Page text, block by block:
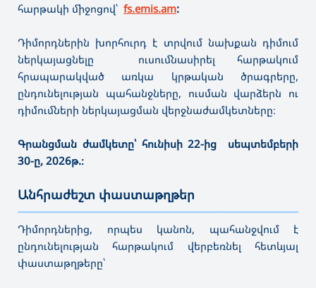
հարթակի միջոցով՝ fs.emis.am:
Դիմորդներին խորհուրդ է տրվում նախքան դիմում
ներկայացնելը ուսումնասիրել հարթակում
հրապարակված առկա կրթական ծրագրերը,
ընդունելության պահանջները, ուսման վարձերն ու
դիմումների ներկայացման վերջնաժամկետները։
Գրանցման ժամկետը՝ հունիսի 22-ից սեպտեմբերի
30-ը, 2026թ.։
Անհրաժեշտ փաստաթղթեր
Դիմորդներից, որպես կանոն, պահանջվում է
ընդունելության հարթակում վերբեռնել հետևյալ
փաստաթղթերը՝